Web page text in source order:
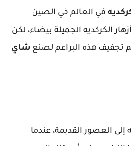
في العالم في الصين
الكركديه الجميلة بيضاء، لكن
تجفيف هذه البراعم لصنع شاي
إلى العصور القديمة، عندما